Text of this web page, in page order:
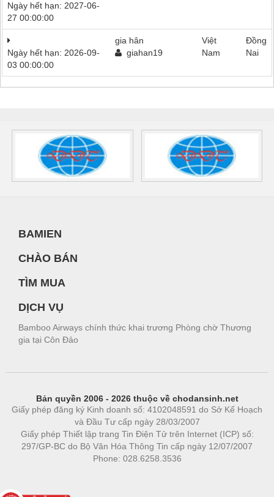
Ngày hết hạn: 2027-06-
27 00:00:00
Ngày hết hạn: 2026-09-
03 00:00:00
gia hân
giahan19
Việt
Nam
Đồng
Nai
BAMIEN
CHÀO BÁN
TÌM MUA
DỊCH VỤ
Bamboo Airways chính thức khai trương Phòng chờ Thương
gia tại Côn Đảo
Bản quyền 2006 - 2026 thuộc về chodansinh.net
Giấy phép đăng ký Kinh doanh số: 4102048591 do Sở Kế Hoạch
và Đầu Tư cấp ngày 28/03/2007
Giấy phép Thiết lập trang Tin Điện Tử trên Internet (ICP) số:
297/GP-BC do Bộ Văn Hóa Thông Tin cấp ngày 12/07/2007
Phone: 028.6258.3536